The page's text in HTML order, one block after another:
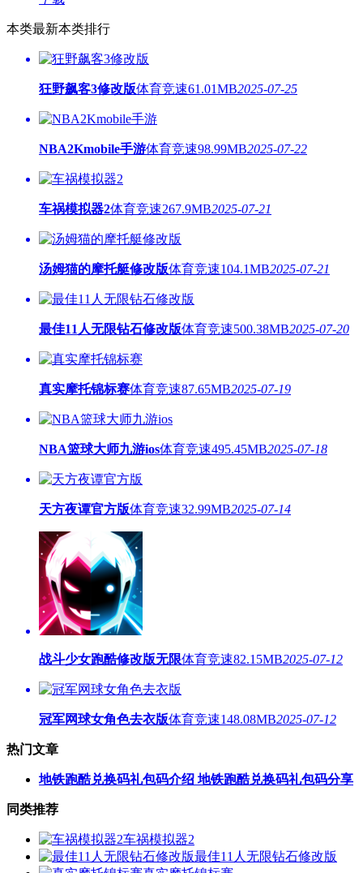
本类最新本类排行
狂野飙客3修改版体育竞速61.01MB2025-07-25
NBA2Kmobile手游体育竞速98.99MB2025-07-22
车祸模拟器2体育竞速267.9MB2025-07-21
汤姆猫的摩托艇修改版体育竞速104.1MB2025-07-21
最佳11人无限钻石修改版体育竞速500.38MB2025-07-20
真实摩托锦标赛体育竞速87.65MB2025-07-19
NBA篮球大师九游ios体育竞速495.45MB2025-07-18
天方夜谭官方版体育竞速32.99MB2025-07-14
战斗少女跑酷修改版无限体育竞速82.15MB2025-07-12
冠军网球女角色去衣版体育竞速148.08MB2025-07-12
热门文章
地铁跑酷兑换码礼包码介绍 地铁跑酷兑换码礼包码分享
同类推荐
车祸模拟器2
最佳11人无限钻石修改版